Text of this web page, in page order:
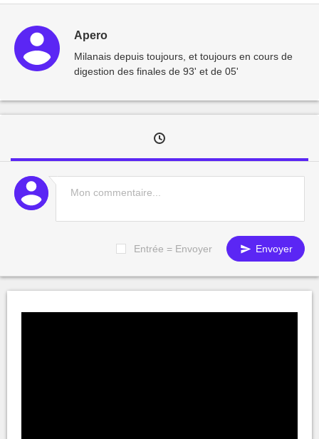
Apero
Milanais depuis toujours, et toujours en cours de
digestion des finales de 93' et de 05'
Entrée = Envoyer Envoyer